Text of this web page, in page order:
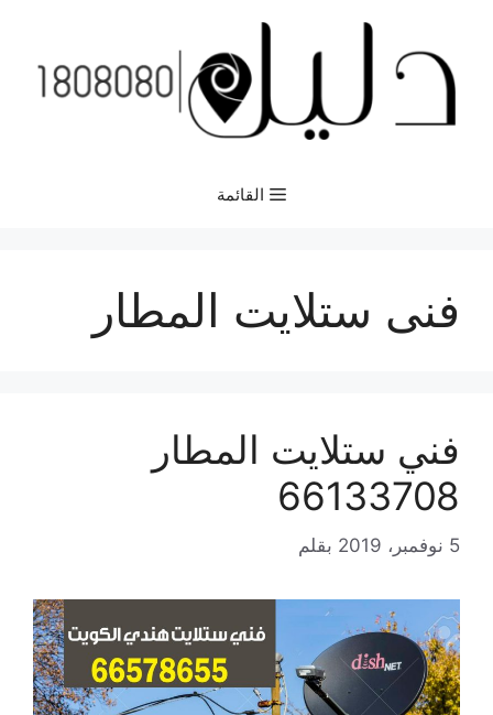
المحتوى
القائمة
فنى ستلايت المطار
فني ستلايت المطار
66133708
5 نوفمبر، 2019 بقلم